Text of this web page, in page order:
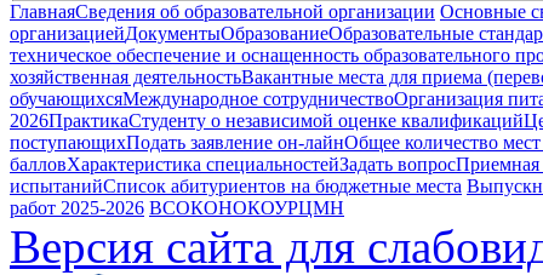
ГлавнаяСведения об образовательной организации Основные
организациейДокументыОбразованиеОбразовательные
техническое обеспечение и оснащенность образовательного
хозяйственная деятельностьВакантные места для приема
обучающихсяМеждународное сотрудничествоОрганизация
2026ПрактикаСтуденту о независимой оценке квалификаций
поступающихПодать заявление он-лайнОбщее количество
балловХарактеристика специальностейЗадать вопросПриемная
испытанийСписок абитуриентов на бюджетные места
работ 2025-2026 ВСОКОНОКОУРЦМН
Версия сайта для